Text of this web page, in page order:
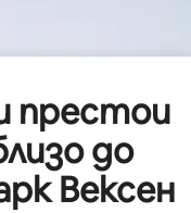
престои
до
Вексен